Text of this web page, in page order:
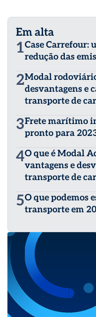
Em alta
1Case Carrefour:
redução das
2Modal
desvantagens e
transporte de
3Frete marítimo
pronto para
4O que é Modal
vantagens e
transporte de
5O que podemos
transporte em